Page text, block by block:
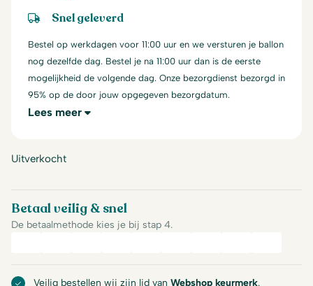
Snel geleverd
Bestel op werkdagen voor 11:00 uur en we versturen je ballon
nog dezelfde dag. Bestel je na 11:00 uur dan is de eerste
mogelijkheid de volgende dag. Onze bezorgdienst bezorgd in
95% op de door jouw opgegeven bezorgdatum.
Lees meer
Uitverkocht
Betaal veilig & snel
De betaalmethode kies je bij stap 4.
Veilig bestellen wij zijn lid van Webshop keurmerk.